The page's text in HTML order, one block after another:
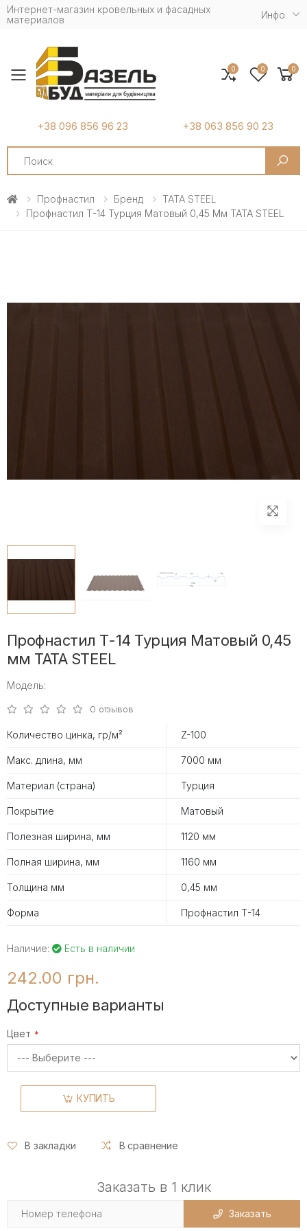
Интернет-магазин кровельных и фасадных
материалов
Инфо
Toggle mobile menu
+38 096 856 96 23 +38 063 856 90 23
Search
0 0 0
Профнастил Бренд
TATA STEEL
Профнастил Т-14 Турция Матовый 0,45 Мм TATA STEEL
Профнастил Т-14 Турция Матовый 0,45
мм TATA STEEL
Модель:
0 отзывов
Количество цинка, гр/м² Z-100
Макс. длина, мм 7000 мм
Материал (страна) Турция
Покрытие Матовый
Полезная ширина, мм 1120 мм
Полная ширина, мм 1160 мм
Толщина мм 0,45 мм
Форма Профнастил Т-14
Наличие: Есть в наличии
242.00 грн.
Доступные варианты
Цвет
КУПИТЬ
В закладки В сравнение
Заказать в 1 клик
Заказать